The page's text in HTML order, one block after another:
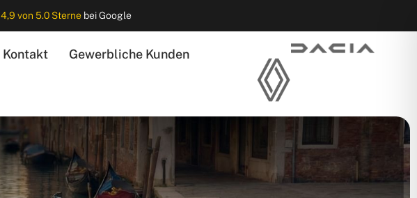
4,9 von 5.0 Sterne bei Google
Kontakt Gewerbliche Kunden